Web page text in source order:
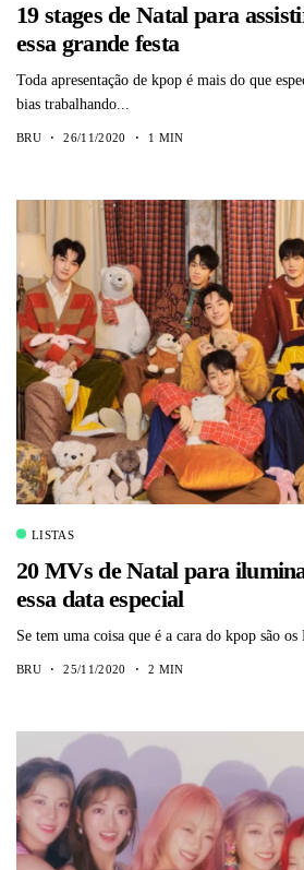
19 stages de Natal para
essa grande festa
Toda apresentação de kpop é mais do que
bias trabalhando...
BRU 26/11/2020 1 MIN
LISTAS
20 MVs de Natal para
essa data especial
Se tem uma coisa que é a cara do kpop são os
BRU 25/11/2020 2 MIN